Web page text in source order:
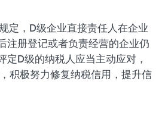
定，D级企业直接责任人在企业
注册登记或者负责经营的企业仍
定D级的纳税人应当主动应对，
积极努力修复纳税信用，提升信